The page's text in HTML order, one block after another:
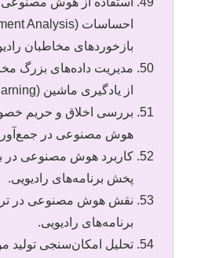
بازخوردهای مخاطبان
مدیریت داده‌های بزرگ
از یادگیری ماشین (Machine Learning).
بررسی اخلاق و حریم
هوش مصنوعی در
کاربرد هوش مصنوعی در
پخش برنامه‌های رادیویی.
نقش هوش مصنوعی در
برنامه‌های رادیویی.
تحلیل امکان‌سنجی تولید